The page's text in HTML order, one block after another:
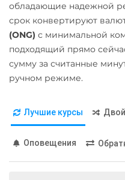
обладающие надежной
срок конвертируют
(ONG) с минимальной
подходящий прямо
сумму за считанные
ручном режиме.
Лучшие курсы
Оповещения